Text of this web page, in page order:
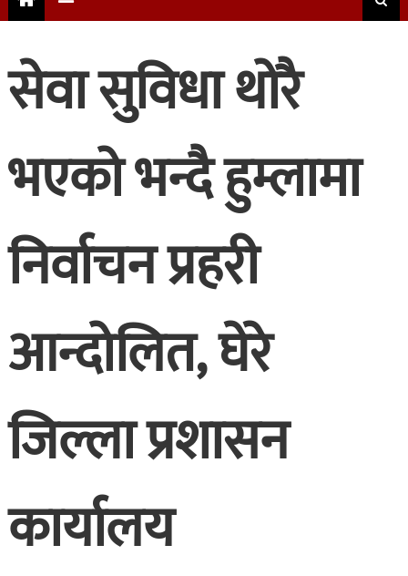
सेवा सुविधा थोरै
भएको भन्दै हुम्लामा
निर्वाचन प्रहरी
आन्दोलित, घेरे
जिल्ला प्रशासन
कार्यालय